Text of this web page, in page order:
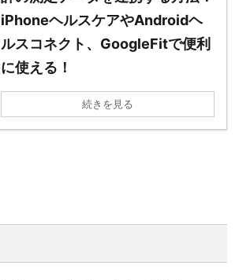
iPhoneヘルスケアやAndroidヘ
ルスコネクト、GoogleFitで便利
に使える！
続きを見る